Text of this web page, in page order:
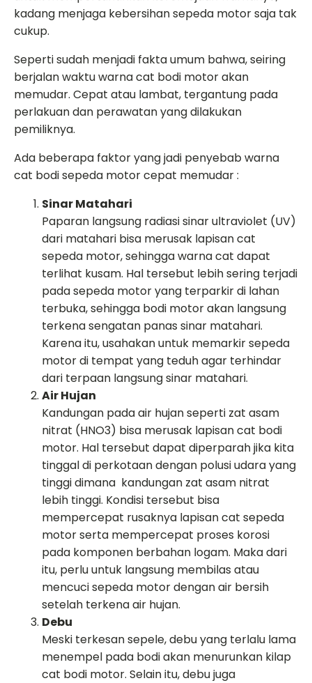
kadang menjaga kebersihan sepeda motor saja tak
cukup.
Seperti sudah menjadi fakta umum bahwa, seiring
berjalan waktu warna cat bodi motor akan
memudar. Cepat atau lambat, tergantung pada
perlakuan dan perawatan yang dilakukan
pemiliknya.
Ada beberapa faktor yang jadi penyebab warna
cat bodi sepeda motor cepat memudar :
Sinar Matahari
Paparan langsung radiasi sinar ultraviolet (UV)
dari matahari bisa merusak lapisan cat
sepeda motor, sehingga warna cat dapat
terlihat kusam. Hal tersebut lebih sering terjadi
pada sepeda motor yang terparkir di lahan
terbuka, sehingga bodi motor akan langsung
terkena sengatan panas sinar matahari.
Karena itu, usahakan untuk memarkir sepeda
motor di tempat yang teduh agar terhindar
dari terpaan langsung sinar matahari.
Air Hujan
Kandungan pada air hujan seperti zat asam
nitrat (HNO3) bisa merusak lapisan cat bodi
motor. Hal tersebut dapat diperparah jika kita
tinggal di perkotaan dengan polusi udara yang
tinggi dimana kandungan zat asam nitrat
lebih tinggi. Kondisi tersebut bisa
mempercepat rusaknya lapisan cat sepeda
motor serta mempercepat proses korosi
pada komponen berbahan logam. Maka dari
itu, perlu untuk langsung membilas atau
mencuci sepeda motor dengan air bersih
setelah terkena air hujan.
Debu
Meski terkesan sepele, debu yang terlalu lama
menempel pada bodi akan menurunkan kilap
cat bodi motor. Selain itu, debu juga